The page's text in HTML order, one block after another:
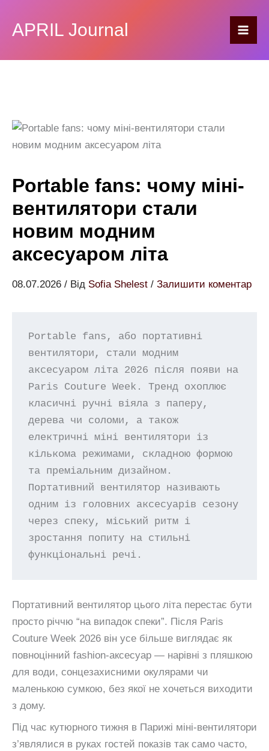
APRIL Journal
Portable fans: чому міні-
вентилятори стали
новим модним
аксесуаром літа
08.07.2026 / Від Sofia Shelest / Залишити коментар
Portable fans, або портативні
вентилятори, стали модним
аксесуаром літа 2026 після появи на
Paris Couture Week. Тренд охоплює
класичні ручні віяла з паперу,
дерева чи соломи, а також
електричні міні вентилятори із
кількома режимами, складною формою
та преміальним дизайном.
Портативний вентилятор називають
одним із головних аксесуарів сезону
через спеку, міський ритм і
зростання попиту на стильні
функціональні речі.
Портативний вентилятор цього літа перестає бути
просто річчю “на випадок спеки”. Після Paris
Couture Week 2026 він усе більше виглядає як
повноцінний fashion-аксесуар — нарівні з пляшкою
для води, сонцезахисними окулярами чи
маленькою сумкою, без якої не хочеться виходити
з дому.
Під час кутюрного тижня в Парижі міні-вентилятори
з’являлися в руках гостей показів так само часто,
750,00 ₴